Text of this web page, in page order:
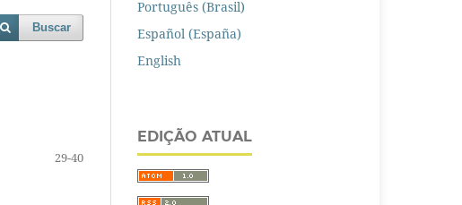
Buscar
29-40
Português (Brasil)
Español (España)
English
EDIÇÃO ATUAL